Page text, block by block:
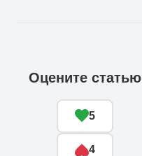
Оцените статью
5
4